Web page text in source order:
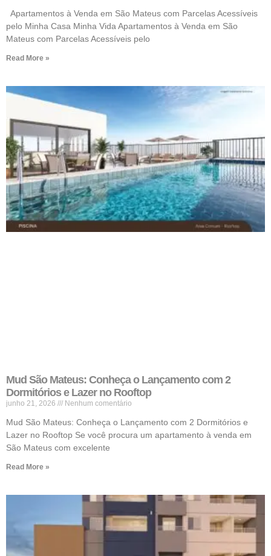
Apartamentos à Venda em São Mateus com Parcelas Acessíveis
pelo Minha Casa Minha Vida Apartamentos à Venda em São
Mateus com Parcelas Acessíveis pelo
Read More »
Mud São Mateus: Conheça o Lançamento com 2
Dormitórios e Lazer no Rooftop
junho 21, 2026 Nenhum comentário
Mud São Mateus: Conheça o Lançamento com 2 Dormitórios e
Lazer no Rooftop Se você procura um apartamento à venda em
São Mateus com excelente
Read More »